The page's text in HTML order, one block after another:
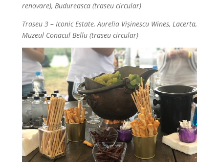
renovare), Budureasca (traseu circular)
Traseu 3 – Iconic Estate, Aurelia Vișinescu Wines, Lacerta,
Muzeul Conacul Bellu (traseu circular)